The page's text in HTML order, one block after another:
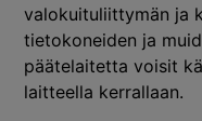
valokuituliittymän ja
tietokoneiden ja
päätelaitetta voisit
laitteella kerrallaan.